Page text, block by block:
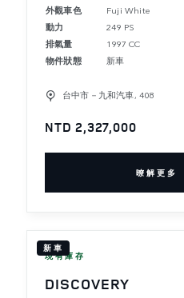
外觀車色
Fuji White
動力
249 PS
排氣量
1997 CC
物件狀態
新車
台中市－九和汽車, 408
NTD 2,327,000
暸解更多
新車
現有庫存
DISCOVERY